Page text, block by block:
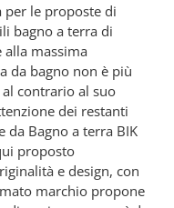
le proposte di
bagno a terra di
massima
da bagno non è più
contrario al suo
dei restanti
Bagno a terra BIK
proposto
e design, con
marchio propone